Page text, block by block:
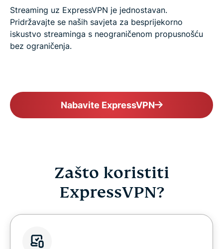
Streaming uz ExpressVPN je jednostavan.
Pridržavajte se naših savjeta za besprijekorno
iskustvo streaminga s neograničenom propusnošću
bez ograničenja.
Nabavite ExpressVPN
Zašto koristiti
ExpressVPN?